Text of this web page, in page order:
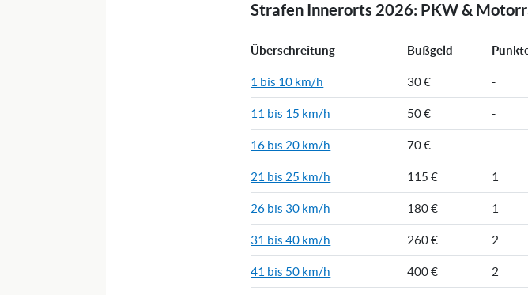
Strafen Innerorts 2026: PKW &
Überschreitung Bußgeld
1 bis 10 km/h 30 € -
11 bis 15 km/h 50 € -
16 bis 20 km/h 70 € -
21 bis 25 km/h 115 € 1
26 bis 30 km/h 180 € 1
31 bis 40 km/h 260 € 2
41 bis 50 km/h 400 € 2